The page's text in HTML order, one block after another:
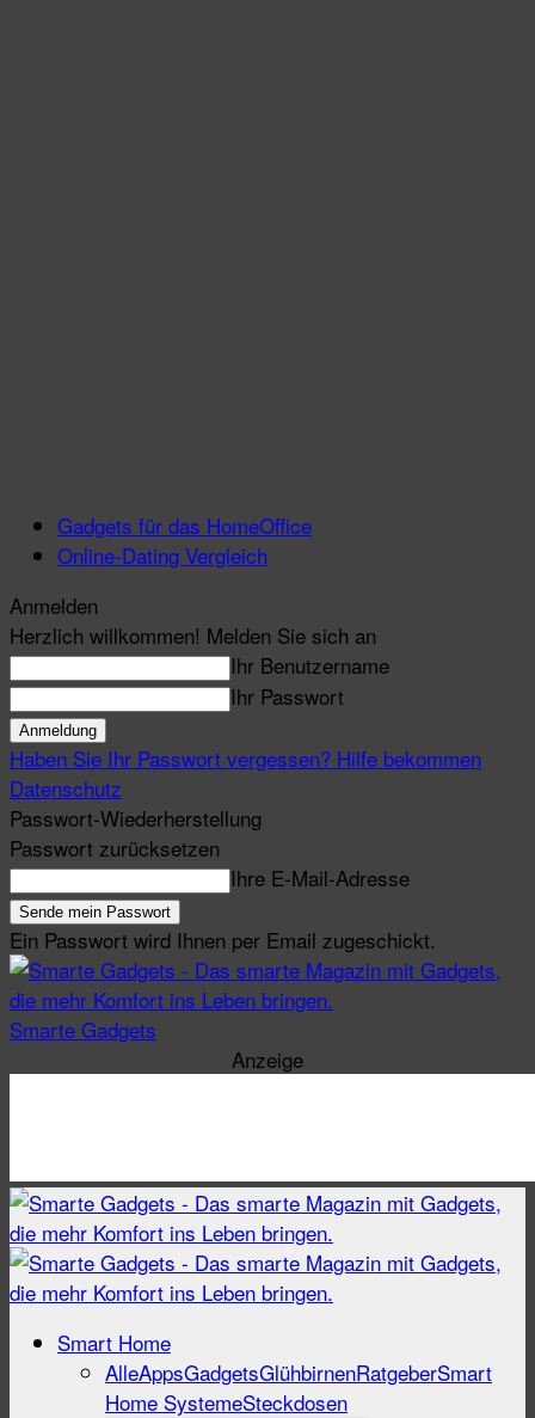
Gadgets für das HomeOffice
Online-Dating Vergleich
Anmelden
Herzlich willkommen! Melden Sie sich an
Ihr Benutzername
Ihr Passwort
Haben Sie Ihr Passwort vergessen? Hilfe bekommen
Datenschutz
Passwort-Wiederherstellung
Passwort zurücksetzen
Ihre E-Mail-Adresse
Ein Passwort wird Ihnen per Email zugeschickt.
Smarte Gadgets
Anzeige
Smart Home
AlleAppsGadgetsGlühbirnenRatgeberSmart
Home SystemeSteckdosen